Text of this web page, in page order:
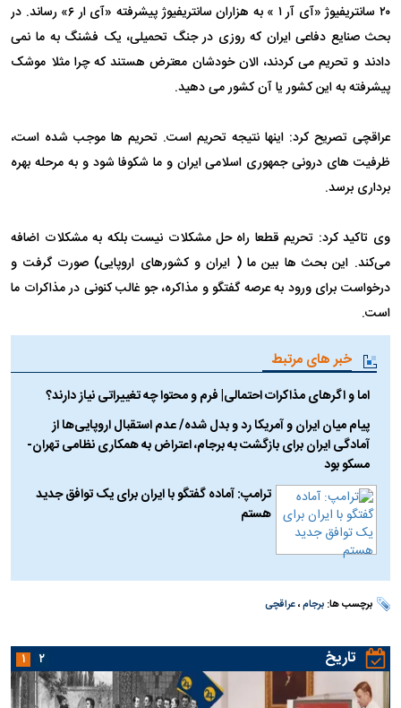
۲۰ سانتریفیوژ «آی آر ۱ » به هزاران سانتریفیوژ پیشرفته «آی ار ۶» رساند. در
بحث صنایع دفاعی ایران که روزی در جنگ تحمیلی، یک فشنگ به ما نمی
دادند و تحریم می کردند، الان خودشان معترض هستند که چرا مثلا موشک
پیشرفته به این کشور یا آن کشور می دهید.
عراقچی تصریح کرد: اینها نتیجه تحریم است. تحریم ها موجب شده است،
ظرفیت های درونی جمهوری اسلامی ایران و ما شکوفا شود و به مرحله بهره
برداری برسد.
وی تاکید کرد: تحریم قطعا راه حل مشکلات نیست بلکه به مشکلات اضافه
می‌کند. این بحث ها بین ما ( ایران و کشورهای اروپایی) صورت گرفت و
درخواست برای ورود به عرصه گفتگو و مذاکره، جو غالب کنونی در مذاکرات ما
است.
خبر های مرتبط
اما و اگر‌های مذاکرات احتمالی| فرم و محتوا چه تغییراتی نیاز دارند؟
پیام میان ایران و آمریکا رد و بدل شده/ عدم استقبال اروپایی‌ها از
آمادگی ایران برای بازگشت به برجام، اعتراض به همکاری نظامی تهران-
مسکو بود
ترامپ: آماده گفتگو با ایران برای یک توافق جدید
هستم
برچسب ها:برجام،عراقچی
تاریخ ۱ ۲